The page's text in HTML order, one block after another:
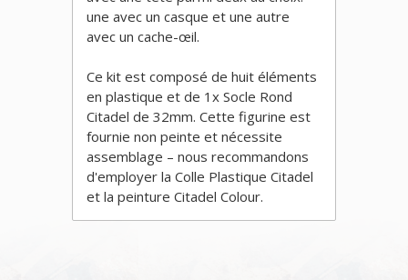
une avec un casque et une autre
avec un cache-œil.
Ce kit est composé de huit éléments
en plastique et de 1x Socle Rond
Citadel de 32mm. Cette figurine est
fournie non peinte et nécessite
assemblage – nous recommandons
d'employer la Colle Plastique Citadel
et la peinture Citadel Colour.